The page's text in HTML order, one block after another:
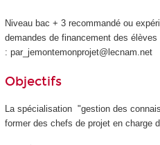
Niveau bac + 3 recommandé ou
demandes de financement des élèves
: par_jemontemonprojet@lecnam.net
Objectifs
La spécialisation "gestion des
former des chefs de projet en charge